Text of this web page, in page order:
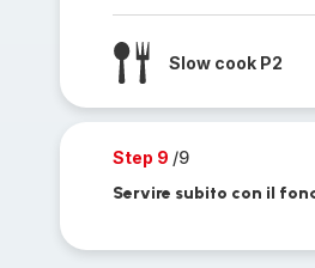
Slow cook P2
Step 9 /9
Servire subito con il